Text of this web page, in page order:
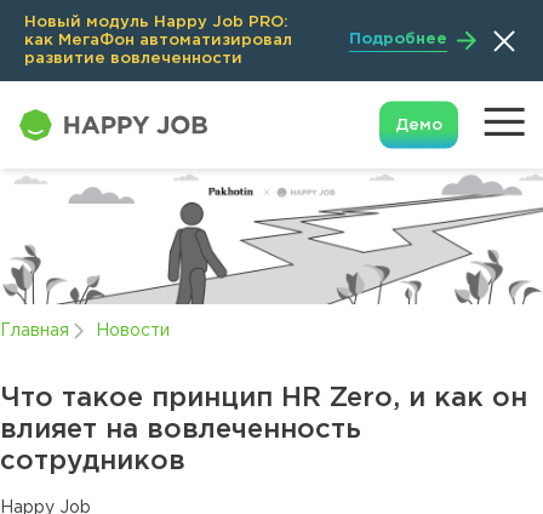
Новый модуль Happy Job PRO:
как МегаФон автоматизировал
развитие вовлеченности
Подробнее
Демо
Главная Новости
Что такое принцип HR Zero, и как он
влияет на вовлеченность
сотрудников
Happy Job